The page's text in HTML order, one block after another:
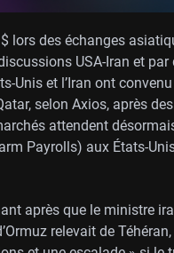
lors des échanges
USA-Iran et
Unis et l’Iran ont
selon Axios, après
attendent
Payrolls) aux États-
après que le ministre
relevait de